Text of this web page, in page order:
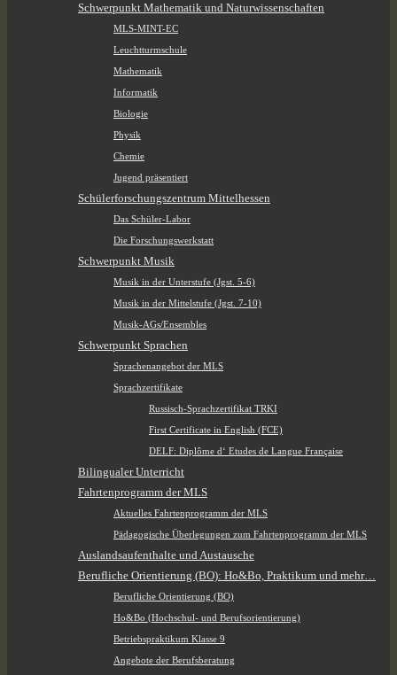
Schwerpunkt Mathematik und Naturwissenschaften
MLS-MINT-EC
Leuchtturmschule
Mathematik
Informatik
Biologie
Physik
Chemie
Jugend präsentiert
Schülerforschungszentrum Mittelhessen
Das Schüler-Labor
Die Forschungswerkstatt
Schwerpunkt Musik
Musik in der Unterstufe (Jgst. 5-6)
Musik in der Mittelstufe (Jgst. 7-10)
Musik-AGs/Ensembles
Schwerpunkt Sprachen
Sprachenangebot der MLS
Sprachzertifikate
Russisch-Sprachzertifikat TRKI
First Certificate in English (FCE)
DELF: Diplôme d‘ Etudes de Langue Française
Bilingualer Unterricht
Fahrtenprogramm der MLS
Aktuelles Fahrtenprogramm der MLS
Pädagogische Überlegungen zum Fahrtenprogramm der MLS
Auslandsaufenthalte und Austausche
Berufliche Orientierung (BO): Ho&Bo, Praktikum und mehr…
Berufliche Orientierung (BO)
Ho&Bo (Hochschul- und Berufsorientierung)
Betriebspraktikum Klasse 9
Angebote der Berufsberatung